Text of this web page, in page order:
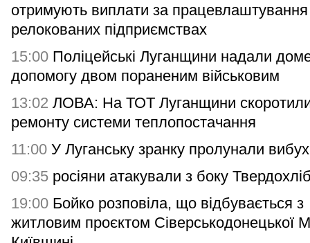
отримують виплати за
релокованих підприємствах
15:00 Поліцейські Луганщини надали
допомогу двом пораненим військовим
13:02 ЛОВА: На ТОТ Луганщини
ремонту системи теплопостачання
11:00 У Луганську зранку пролунали
09:35 росіяни атакували з боку
19:00 Бойко розповіла, що відбувається з
житловим проєктом Сіверськодонецької